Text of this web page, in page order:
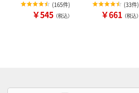
(165件)
￥545 （税込）
(33件)
￥661 （税込）